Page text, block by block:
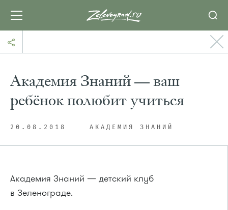
Академия Знаний — ваш
ребёнок полюбит учиться
20.08.2018 АКАДЕМИЯ ЗНАНИЙ
Академия Знаний — детский клуб
в Зеленограде.